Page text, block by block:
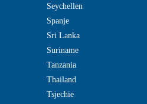
Seychellen
Spanje
Sri Lanka
Suriname
Tanzania
Thailand
Tsjechie